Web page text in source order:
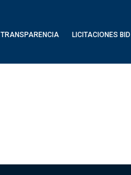
TRANSPARENCIA LICITACIONES BID